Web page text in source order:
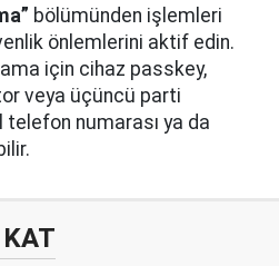
bölümünden işlemleri
önlemlerini aktif edin.
için cihaz passkey,
veya üçüncü parti
numarası ya da